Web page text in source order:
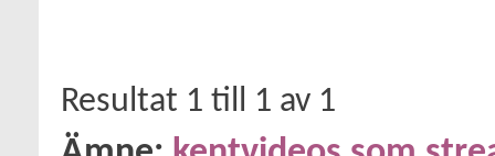
Resultat 1 till 1 av 1